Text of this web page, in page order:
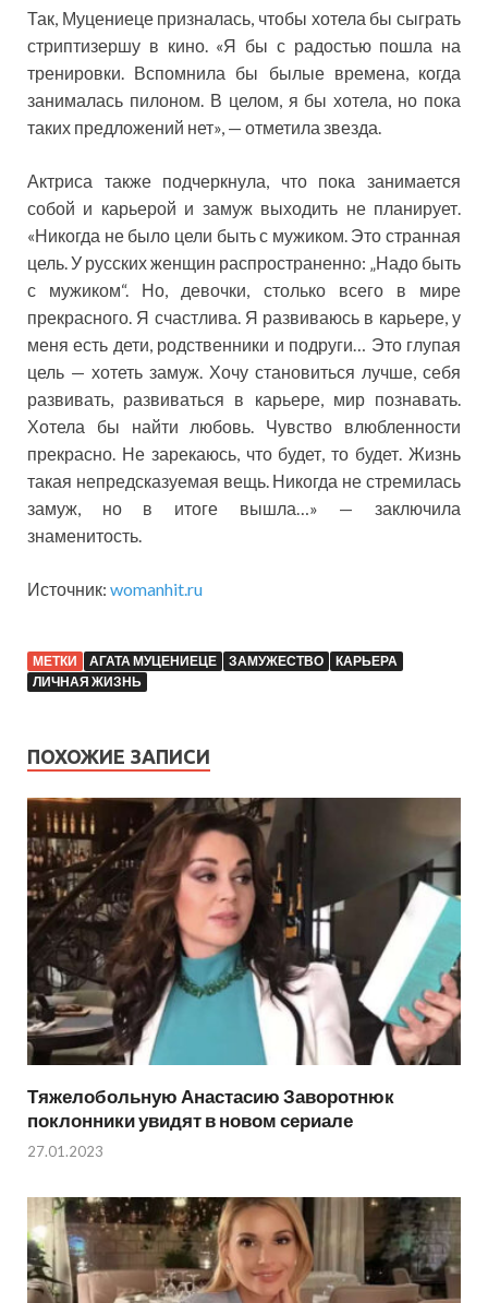
Так, Муцениеце призналась, чтобы хотела бы сыграть
стриптизершу в кино. «Я бы с радостью пошла на
тренировки. Вспомнила бы былые времена, когда
занималась пилоном. В целом, я бы хотела, но пока
таких предложений нет», — отметила звезда.
Актриса также подчеркнула, что пока занимается
собой и карьерой и замуж выходить не планирует.
«Никогда не было цели быть с мужиком. Это странная
цель. У русских женщин распространенно: „Надо быть
с мужиком“. Но, девочки, столько всего в мире
прекрасного. Я счастлива. Я развиваюсь в карьере, у
меня есть дети, родственники и подруги… Это глупая
цель — хотеть замуж. Хочу становиться лучше, себя
развивать, развиваться в карьере, мир познавать.
Хотела бы найти любовь. Чувство влюбленности
прекрасно. Не зарекаюсь, что будет, то будет. Жизнь
такая непредсказуемая вещь. Никогда не стремилась
замуж, но в итоге вышла…» — заключила
знаменитость.
Источник: womanhit.ru
МЕТКИ АГАТА МУЦЕНИЕЦЕ ЗАМУЖЕСТВО
КАРЬЕРА
ЛИЧНАЯ ЖИЗНЬ
ПОХОЖИЕ ЗАПИСИ
Тяжелобольную Анастасию Заворотнюк
поклонники увидят в новом сериале
27.01.2023